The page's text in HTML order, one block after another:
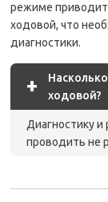
режиме приводит
ходовой, что
диагностики.
+
ходовой?
Диагностику
проводить не